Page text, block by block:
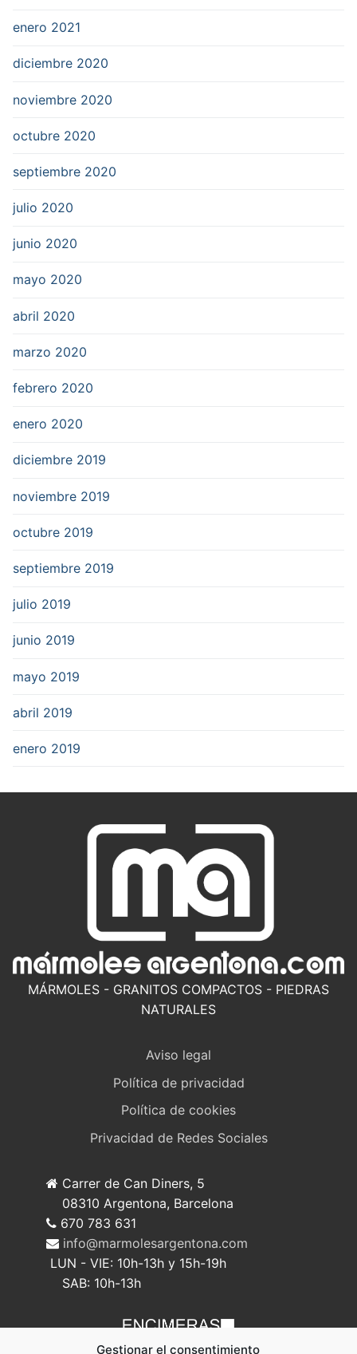
Gestionar el consentimiento
enero 2021
diciembre 2020
noviembre 2020
octubre 2020
septiembre 2020
julio 2020
junio 2020
mayo 2020
abril 2020
marzo 2020
febrero 2020
enero 2020
diciembre 2019
noviembre 2019
octubre 2019
septiembre 2019
julio 2019
junio 2019
mayo 2019
abril 2019
enero 2019
MÁRMOLES - GRANITOS COMPACTOS - PIEDRAS
NATURALES
Aviso legal
Política de privacidad
Política de cookies
Privacidad de Redes Sociales
Carrer de Can Diners, 5
08310 Argentona, Barcelona
670 783 631
info@marmolesargentona.com
LUN - VIE: 10h-13h y 15h-19h
SAB: 10h-13h